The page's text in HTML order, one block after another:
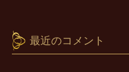
最近のコメント